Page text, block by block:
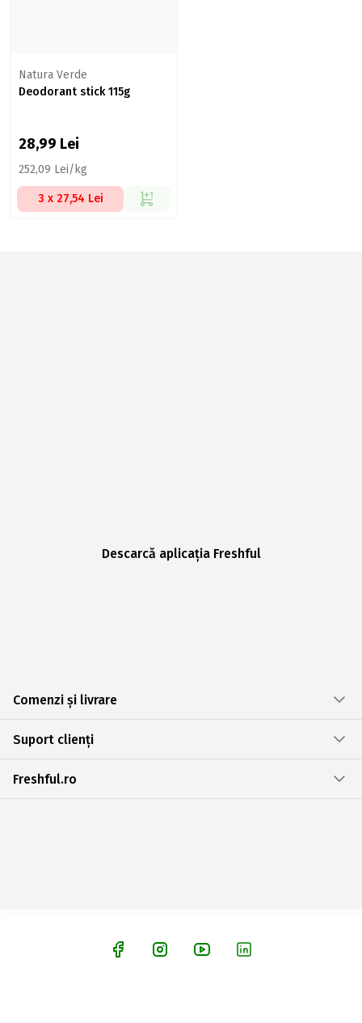
Natura Verde
Deodorant stick 115g
28,99 Lei
252,09 Lei/kg
3 x 27,54 Lei
Descarcă aplicația Freshful
Comenzi și livrare
Suport clienți
Freshful.ro